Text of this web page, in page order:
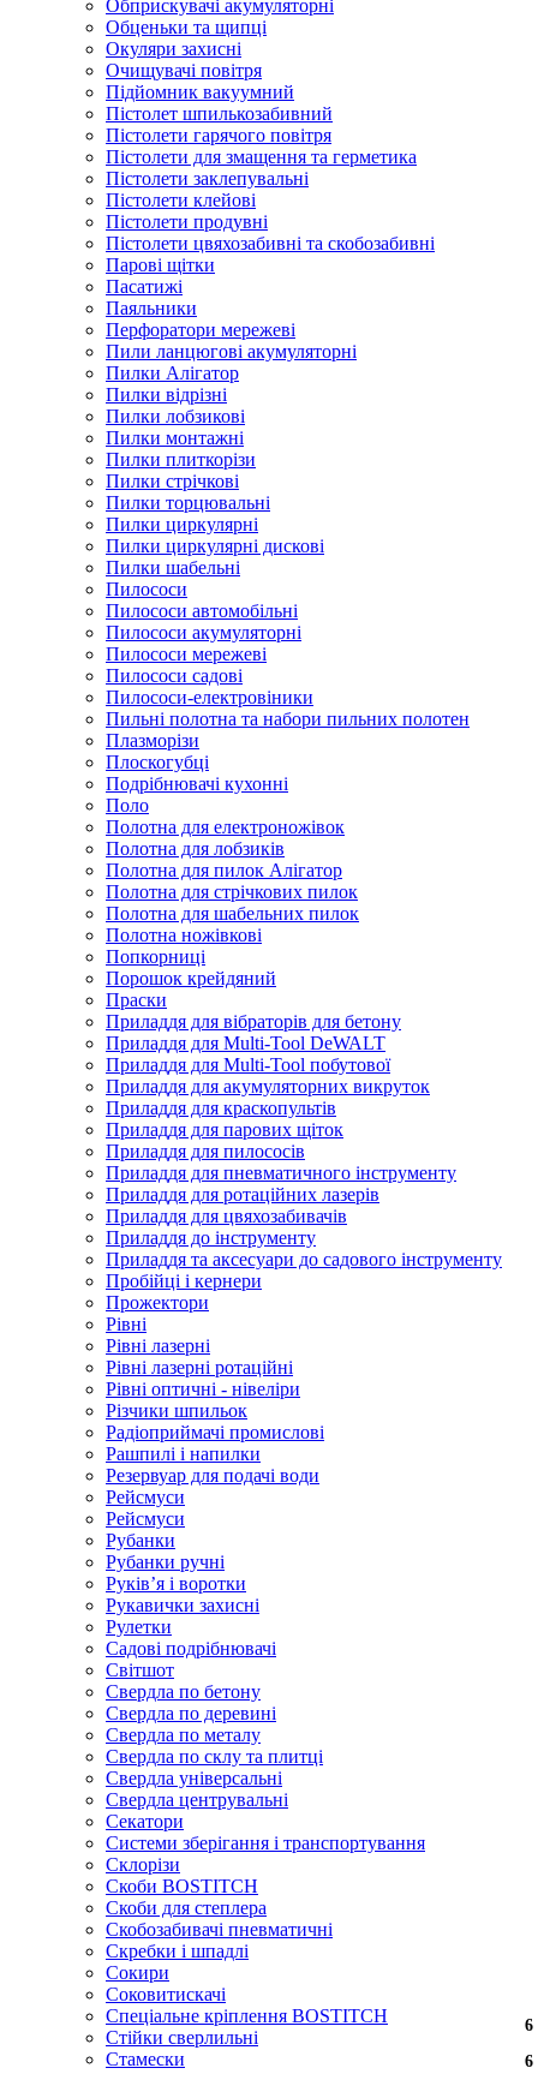
Обприскувачі акумуляторні
Обценьки та щипці
Окуляри захисні
Очищувачі повітря
Підйомник вакуумний
Пістолет шпилькозабивний
Пістолети гарячого повітря
Пістолети для змащення та герметика
Пістолети заклепувальні
Пістолети клейові
Пістолети продувні
Пістолети цвяхозабивні та скобозабивні
Парові щітки
Пасатижі
Паяльники
Перфоратори мережеві
Пили ланцюгові акумуляторні
Пилки Алігатор
Пилки відрізні
Пилки лобзикові
Пилки монтажні
Пилки плиткорізи
Пилки стрічкові
Пилки торцювальні
Пилки циркулярні
Пилки циркулярні дискові
Пилки шабельні
Пилососи
Пилососи автомобільні
Пилососи акумуляторні
Пилососи мережеві
Пилососи садові
Пилососи-електровіники
Пильні полотна та набори пильних полотен
Плазморізи
Плоскогубці
Подрібнювачі кухонні
Поло
Полотна для електроножівок
Полотна для лобзиків
Полотна для пилок Алігатор
Полотна для стрічкових пилок
Полотна для шабельних пилок
Полотна ножівкові
Попкорниці
Порошок крейдяний
Праски
Приладдя для вібраторів для бетону
Приладдя для Multi-Tool DeWALT
Приладдя для Multi-Tool побутової
Приладдя для акумуляторних викруток
Приладдя для краскопультів
Приладдя для парових щіток
Приладдя для пилососів
Приладдя для пневматичного інструменту
Приладдя для ротаційних лазерів
Приладдя для цвяхозабивачів
Приладдя до інструменту
Приладдя та аксесуари до садового інструменту
Пробійці і кернери
Прожектори
Рівні
Рівні лазерні
Рівні лазерні ротаційні
Рівні оптичні - нівеліри
Різчики шпильок
Радіоприймачі промислові
Рашпилі і напилки
Резервуар для подачі води
Рейсмуси
Рейсмуси
Рубанки
Рубанки ручні
Руківʼя і воротки
Рукавички захисні
Рулетки
Садові подрібнювачі
Світшот
Свердла по бетону
Свердла по деревині
Свердла по металу
Свердла по склу та плитці
Свердла універсальні
Свердла центрувальні
Секатори
Системи зберігання і транспортування
Склорізи
Скоби BOSTITCH
Скоби для степлера
Скобозабивачі пневматичні
Скребки і шпадлі
Сокири
Соковитискачі
Спеціальне кріплення BOSTITCH
Стійки сверлильні
Стамески
6
6
6
6